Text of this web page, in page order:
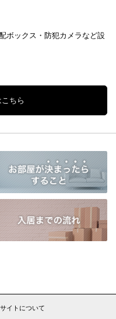
ボックス・防犯カメラなど設
ちら
サイトについて